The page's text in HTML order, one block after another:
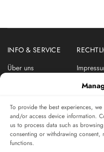
To provide the best experiences,
and/or access device information.
us to process data such as
consenting or withdrawing consent,
functions.
INFO & SERVICE
Über uns
ABONNIEREN SIE DEN
Das unabhängige